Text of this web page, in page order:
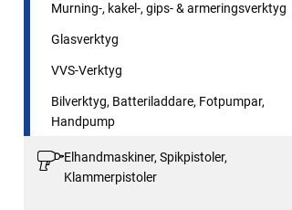
Murning-, kakel-, gips- & armeringsverktyg
Glasverktyg
VVS-Verktyg
Bilverktyg, Batteriladdare, Fotpumpar,
Handpump
Elhandmaskiner, Spikpistoler,
Klammerpistoler